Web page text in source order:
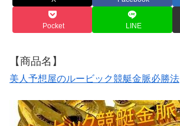
Pocket LINE
【商品名】
美人予想屋のルービック競艇金脈必勝法